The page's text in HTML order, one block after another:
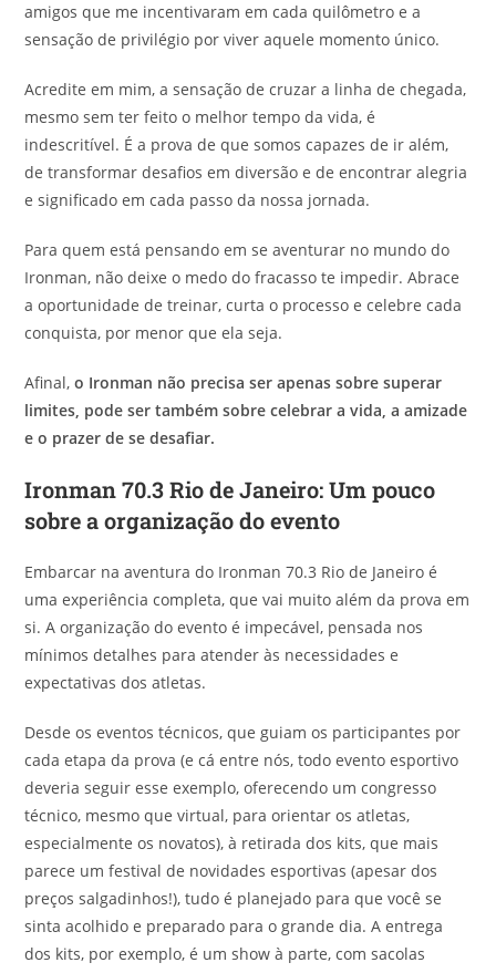
amigos que me incentivaram em cada quilômetro e a
sensação de privilégio por viver aquele momento único.
Acredite em mim, a sensação de cruzar a linha de chegada,
mesmo sem ter feito o melhor tempo da vida, é
indescritível. É a prova de que somos capazes de ir além,
de transformar desafios em diversão e de encontrar alegria
e significado em cada passo da nossa jornada.
Para quem está pensando em se aventurar no mundo do
Ironman, não deixe o medo do fracasso te impedir. Abrace
a oportunidade de treinar, curta o processo e celebre cada
conquista, por menor que ela seja.
Afinal,o Ironman não precisa ser apenas sobre superar
limites, pode ser também sobre celebrar a vida, a amizade
e o prazer de se desafiar.
Ironman 70.3 Rio de Janeiro: Um pouco
sobre a organização do evento
Embarcar na aventura do Ironman 70.3 Rio de Janeiro é
uma experiência completa, que vai muito além da prova em
si. A organização do evento é impecável, pensada nos
mínimos detalhes para atender às necessidades e
expectativas dos atletas.
Desde os eventos técnicos, que guiam os participantes por
cada etapa da prova (e cá entre nós, todo evento esportivo
deveria seguir esse exemplo, oferecendo um congresso
técnico, mesmo que virtual, para orientar os atletas,
especialmente os novatos), à retirada dos kits, que mais
parece um festival de novidades esportivas (apesar dos
preços salgadinhos!), tudo é planejado para que você se
sinta acolhido e preparado para o grande dia. A entrega
dos kits, por exemplo, é um show à parte, com sacolas